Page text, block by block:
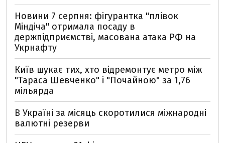
Новини 7 серпня: фігурантка "плівок
Міндіча" отримала посаду в
держпідприємстві, масована атака РФ на
Укрнафту
Київ шукає тих, хто відремонтує метро між
"Тараса Шевченко" і "Почайною" за 1,76
мільярда
В Україні за місяць скоротилися міжнародні
валютні резерви